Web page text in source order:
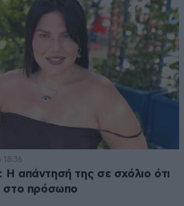
18:36
απάντησή της σε σχόλιο ότι
στο πρόσωπο